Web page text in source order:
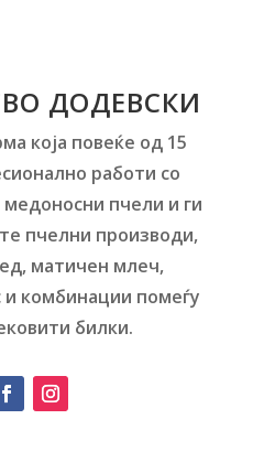
ДОДЕВСКИ
која повеќе од 15
работи со
пчели и ги
пчелни производи,
матичен млеч,
комбинации помеѓу
билки.